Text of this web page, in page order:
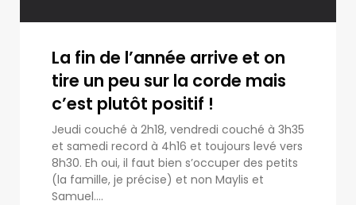
La fin de l’année arrive et on
tire un peu sur la corde mais
c’est plutôt positif !
Jeudi couché à 2h18, vendredi couché à 3h35
et samedi record à 4h16 et toujours levé vers
8h30. Eh oui, il faut bien s’occuper des petits
(la famille, je précise) et non Maylis et
Samuel....